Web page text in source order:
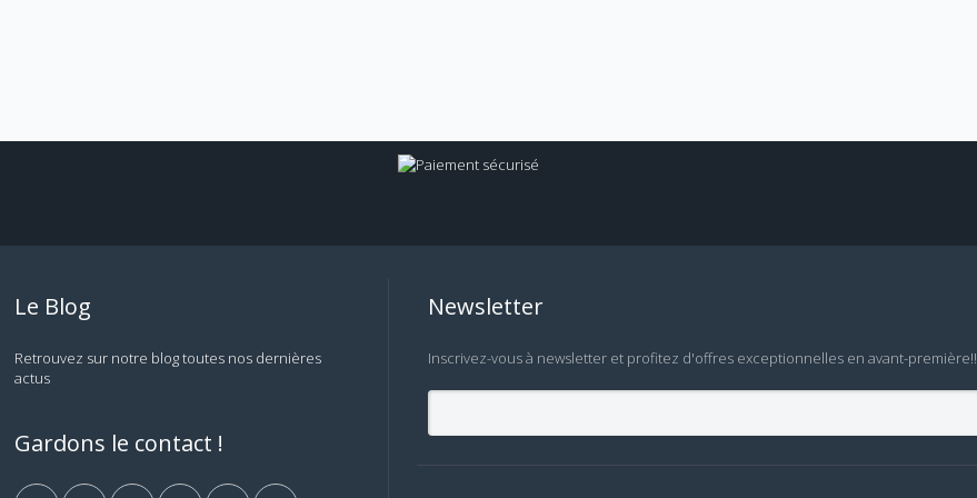
Le Blog
Retrouvez sur notre blog toutes nos dernières
actus
Gardons le contact !
Newsletter
Inscrivez-vous à newsletter et profitez d'offres exceptionnelles en avant-première!!